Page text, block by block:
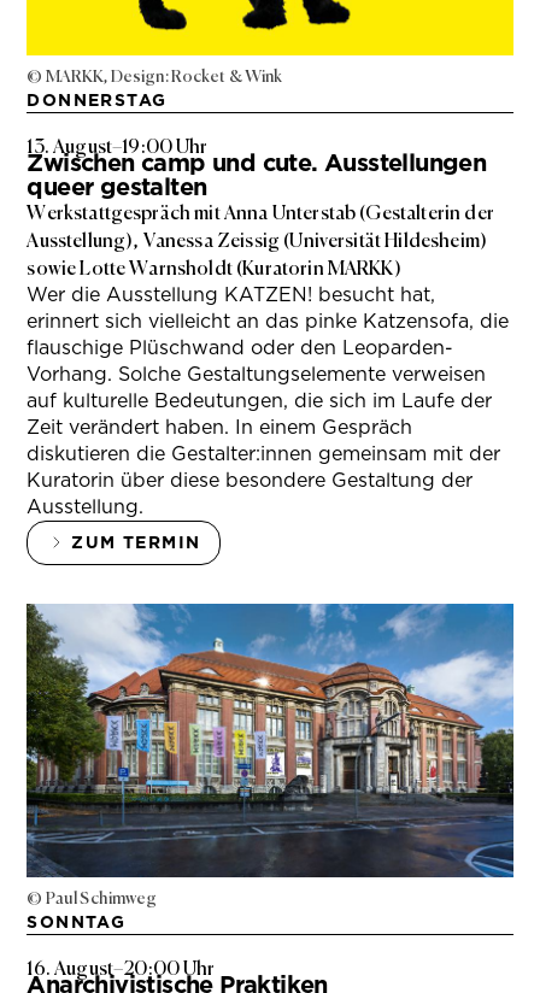
© MARKK, Design: Rocket & Wink
DONNERSTAG
13. August–19:00 Uhr
Zwischen camp und cute. Ausstellungen
queer gestalten
Werkstattgespräch mit Anna Unterstab (Gestalterin der
Ausstellung), Vanessa Zeissig (Universität Hildesheim)
sowie Lotte Warnsholdt (Kuratorin MARKK)
Wer die Ausstellung KATZEN! besucht hat,
erinnert sich vielleicht an das pinke Katzensofa, die
flauschige Plüschwand oder den Leoparden-
Vorhang. Solche Gestaltungselemente verweisen
auf kulturelle Bedeutungen, die sich im Laufe der
Zeit verändert haben. In einem Gespräch
diskutieren die Gestalter:innen gemeinsam mit der
Kuratorin über diese besondere Gestaltung der
Ausstellung.
ZUM TERMIN
© Paul Schimweg
SONNTAG
16. August–20:00 Uhr
Anarchivistische Praktiken